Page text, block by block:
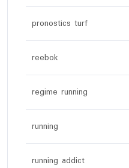
pronostics turf
reebok
regime running
running
running addict